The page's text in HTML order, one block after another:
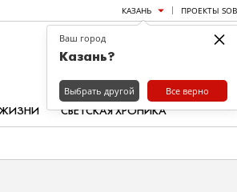
КАЗАНЬ ПРОЕКТЫ
СВЕТСКАЯ ХРОНИКА
×
Ваш город
Казань?
Выбрать другой Все верно